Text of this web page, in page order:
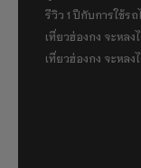
รีวิว 1 ปีกับการใช้ร
เที่ยวฮ่องกง จะหลง
เที่ยวฮ่องกง จะหลงไ